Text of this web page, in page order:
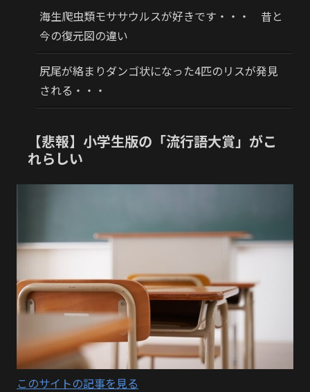
海生爬虫類モササウルスが好きです・・・ 昔と
今の復元図の違い
尻尾が絡まりダンゴ状になった4匹のリスが発見
される・・・
【悲報】小学生版の「流行語大賞」がこ
れらしい
このサイトの記事を見る